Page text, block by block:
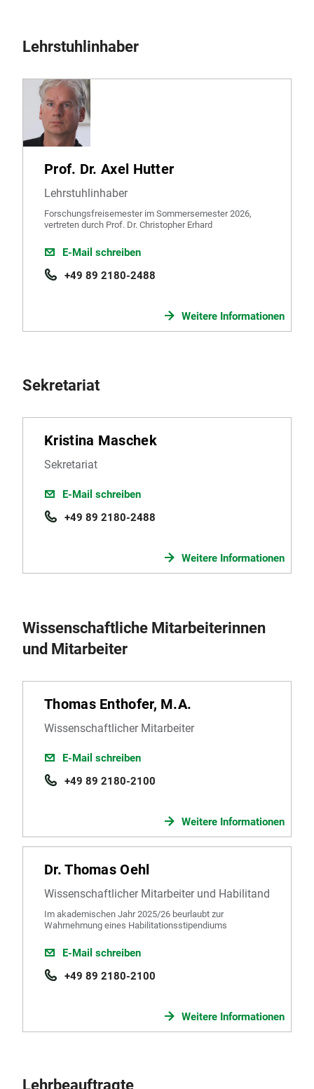
Hilfskräfte
Ehemalige
Externe und Gastwissenschaftler
Lehrstuhlinhaber
Prof. Dr. Axel Hutter
Lehrstuhlinhaber
Forschungsfreisemester im Sommersemester 2026,
vertreten durch Prof. Dr. Christopher Erhard
E-Mail schreiben
+49 89 2180-2488
Weitere Informationen
Sekretariat
Kristina Maschek
Sekretariat
E-Mail schreiben
+49 89 2180-2488
Weitere Informationen
Wissenschaftliche Mitarbeiterinnen
und Mitarbeiter
Thomas Enthofer, M.A.
Wissenschaftlicher Mitarbeiter
E-Mail schreiben
+49 89 2180-2100
Weitere Informationen
Dr. Thomas Oehl
Wissenschaftlicher Mitarbeiter und Habilitand
Im akademischen Jahr 2025/26 beurlaubt zur
Wahrnehmung eines Habilitationsstipendiums
E-Mail schreiben
+49 89 2180-2100
Weitere Informationen
Lehrbeauftragte